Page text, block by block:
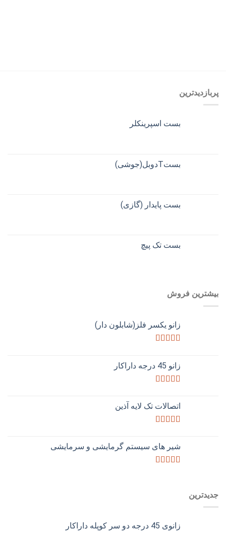
پربازدیدترین
بست اسپرینکلر
بستTدوبل(جوشی)
بست پایدار (گازی)
بست تک پیچ
بیشترین فروش
زانو یکسر فلز(شابلون دار)
زانو 45 درجه داراکار
اتصالات تک لایه آذین
شیر های سیستم گرمایشی و سرمایشی
جدیدترین
زانوی 45 درجه دو سر کوپله داراکار